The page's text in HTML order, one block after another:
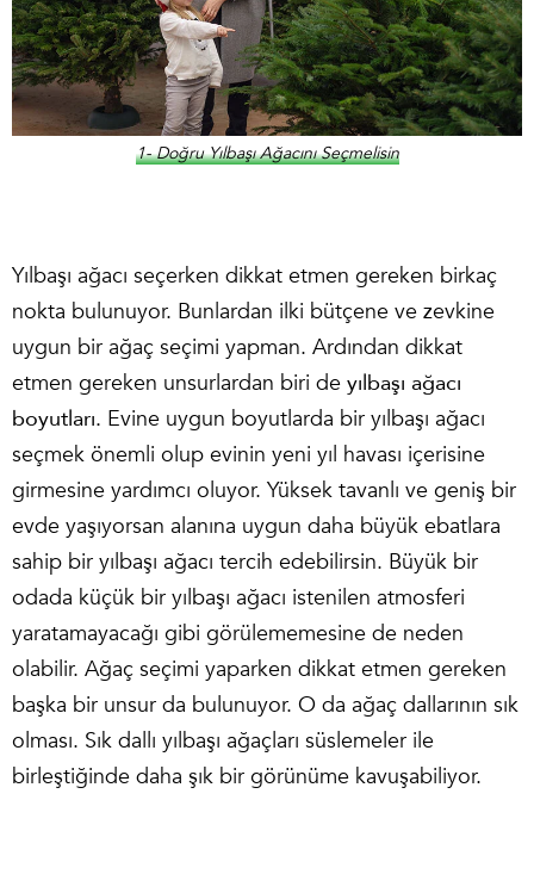
1- Doğru Yılbaşı Ağacını Seçmelisin
Yılbaşı ağacı seçerken dikkat etmen gereken birkaç
nokta bulunuyor. Bunlardan ilki bütçene ve zevkine
uygun bir ağaç seçimi yapman. Ardından dikkat
etmen gereken unsurlardan biri de yılbaşı ağacı
boyutları. Evine uygun boyutlarda bir yılbaşı ağacı
seçmek önemli olup evinin yeni yıl havası içerisine
girmesine yardımcı oluyor. Yüksek tavanlı ve geniş bir
evde yaşıyorsan alanına uygun daha büyük ebatlara
sahip bir yılbaşı ağacı tercih edebilirsin. Büyük bir
odada küçük bir yılbaşı ağacı istenilen atmosferi
yaratamayacağı gibi görülememesine de neden
olabilir. Ağaç seçimi yaparken dikkat etmen gereken
başka bir unsur da bulunuyor. O da ağaç dallarının sık
olması. Sık dallı yılbaşı ağaçları süslemeler ile
birleştiğinde daha şık bir görünüme kavuşabiliyor.